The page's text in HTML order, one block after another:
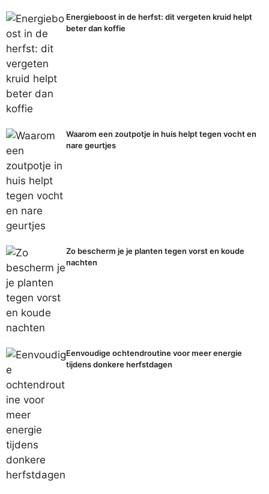
Energieboost in de herfst: dit vergeten kruid helpt
beter dan koffie
Waarom een zoutpotje in huis helpt tegen vocht en
nare geurtjes
Zo bescherm je je planten tegen vorst en koude
nachten
Eenvoudige ochtendroutine voor meer energie
tijdens donkere herfstdagen